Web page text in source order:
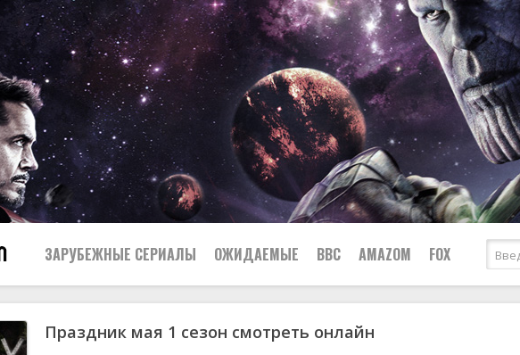
ЗАРУБЕЖНЫЕ СЕРИАЛЫ
Все
ОЖИДАЕМЫЕ BBC AMAZOM FOX
Праздник мая 1 сезон смотреть онлайн